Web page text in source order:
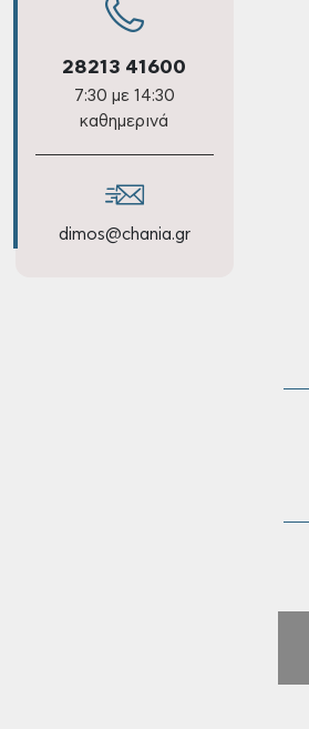
28213 41600
7:30 με 14:30
καθημερινά
dimos@chania.gr